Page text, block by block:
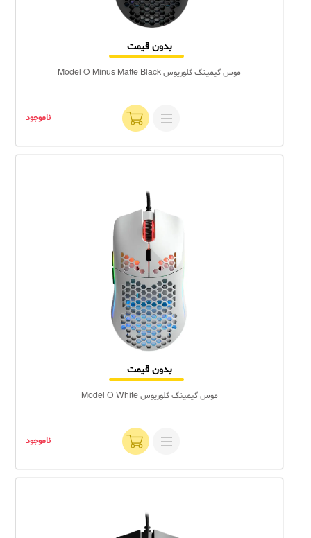
بدون قیمت
موس گیمینگ گلوریوس Model O Minus Matte Black
ناموجود
بدون قیمت
موس گیمینگ گلوریوس Model O White
ناموجود